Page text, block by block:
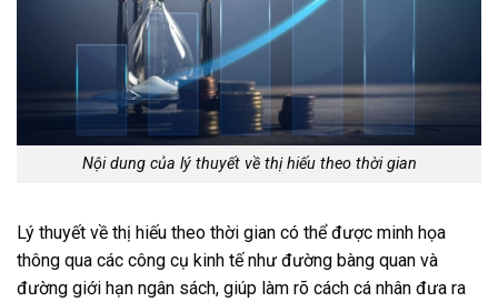
Nội dung của lý thuyết về thị hiếu theo thời gian
Lý thuyết về thị hiếu theo thời gian có thể được minh họa
thông qua các công cụ kinh tế như đường bàng quan và
đường giới hạn ngân sách, giúp làm rõ cách cá nhân đưa ra